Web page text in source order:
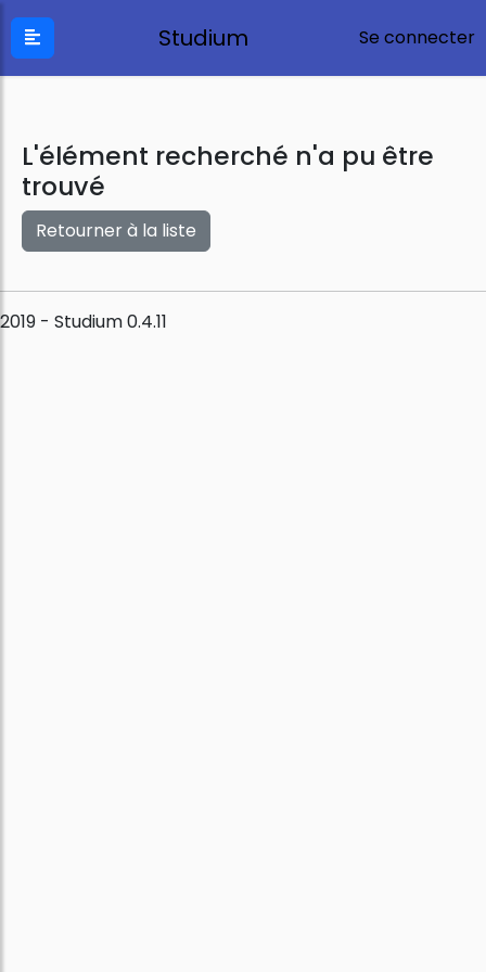
Studium Se connecter
L'élément recherché n'a pu être
trouvé
Retourner à la liste
2019 - Studium 0.4.11